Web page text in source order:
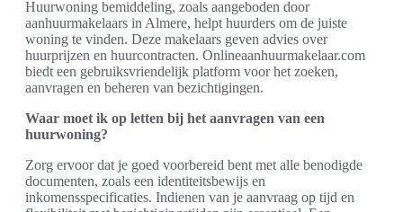
Huurwoning bemiddeling, zoals aangeboden door
aanhuurmakelaars in Almere, helpt huurders om de juiste
woning te vinden. Deze makelaars geven advies over
huurprijzen en huurcontracten. Onlineaanhuurmakelaar.com
biedt een gebruiksvriendelijk platform voor het zoeken,
aanvragen en beheren van bezichtigingen.
Waar moet ik op letten bij het aanvragen van een
huurwoning?
Zorg ervoor dat je goed voorbereid bent met alle benodigde
documenten, zoals een identiteitsbewijs en
inkomensspecificaties. Indienen van je aanvraag op tijd en